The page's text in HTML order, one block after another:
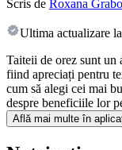
Scris de Roxana
Ultima actualizare la
Taiteii de orez sunt un
fiind apreciați pentru
cum să alegi cei mai
despre beneficiile lor
Află mai multe în